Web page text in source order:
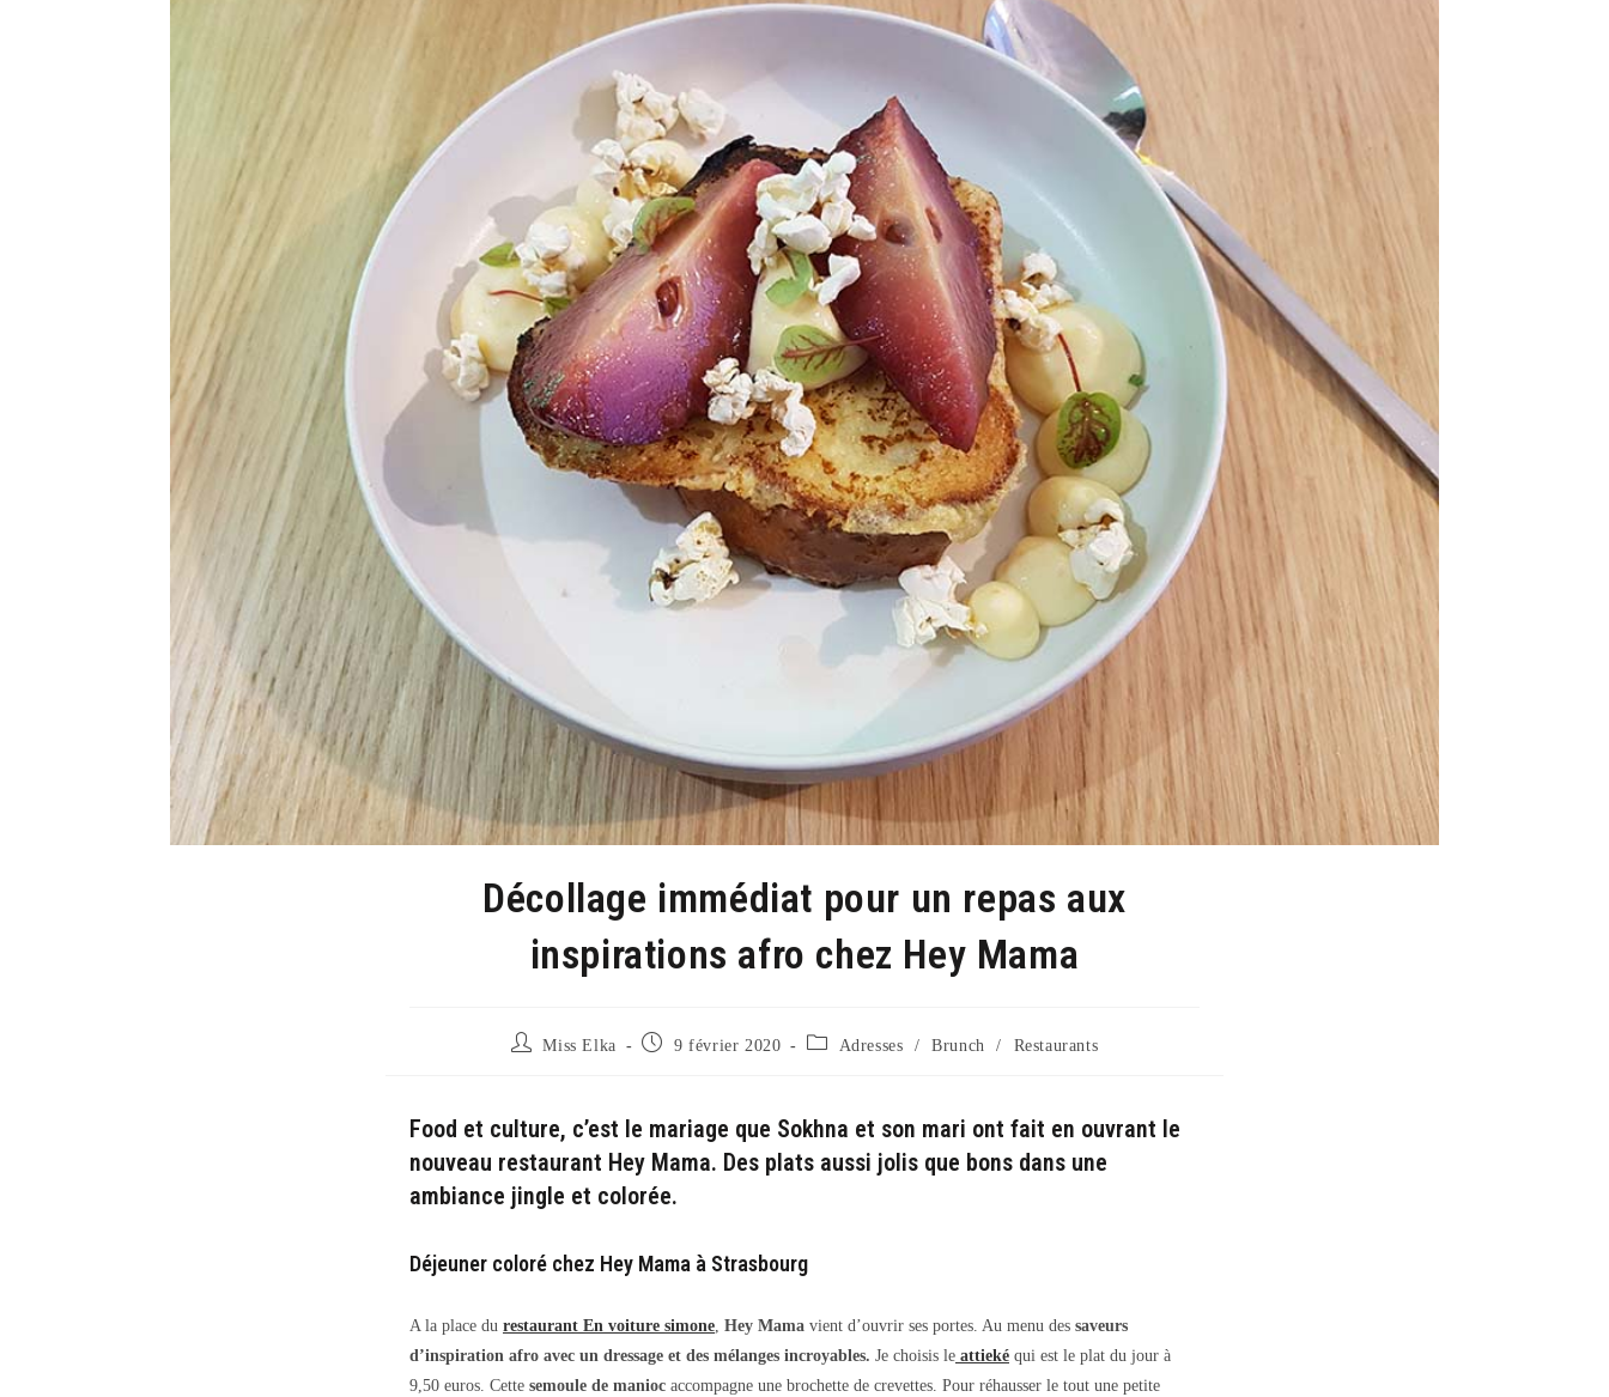
Décollage immédiat pour un repas aux
inspirations afro chez Hey Mama
Auteur/autrice
Miss Elka
Publication
9 février 2020
Post
Adresses / Brunch / Restaurants
Food et culture, c’est le mariage que Sokhna et son mari ont fait en ouvrant le
nouveau restaurant Hey Mama. Des plats aussi jolis que bons dans une
ambiance jingle et colorée.
Déjeuner coloré chez Hey Mama à Strasbourg
A la place du restaurant En voiture simone, Hey Mama vient d’ouvrir ses portes. Au menu des saveurs
d’inspiration afro avec un dressage et des mélanges incroyables. Je choisis le attieké qui est le plat du jour à
9,50 euros. Cette semoule de manioc accompagne une brochette de crevettes. Pour réhausser le tout une petite